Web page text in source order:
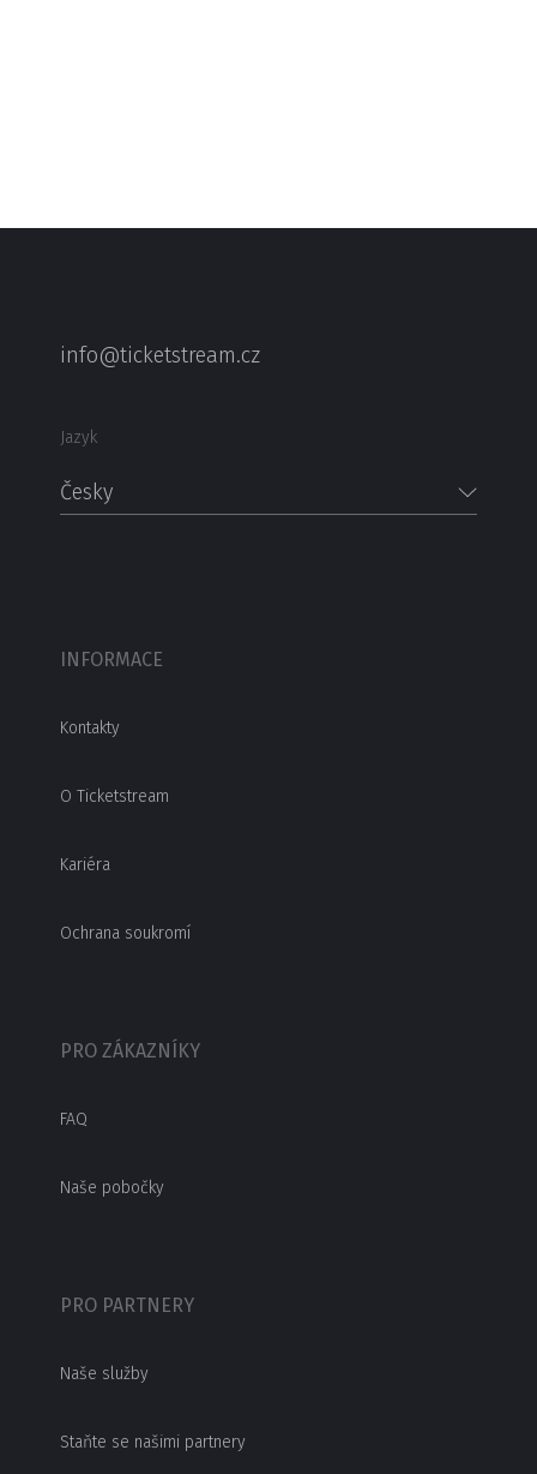
info@ticketstream.cz
Jazyk
Česky
INFORMACE
Kontakty
O Ticketstream
Kariéra
Ochrana soukromí
PRO ZÁKAZNÍKY
FAQ
Naše pobočky
PRO PARTNERY
Naše služby
Staňte se našimi partnery